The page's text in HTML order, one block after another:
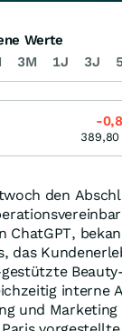
den
ChatGPT,
das
interne
und
3M 1J 3J
Werte
-
389,80